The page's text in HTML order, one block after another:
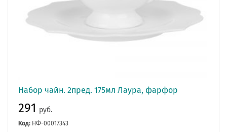
Набор чайн. 2пред. 175мл Лаура, фарфор
291 руб.
Код: НФ-00017343